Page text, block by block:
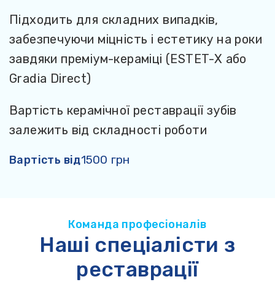
Підходить для складних випадків,
забезпечуючи міцність і естетику на роки
завдяки преміум-кераміці (ESTET-X або
Gradia Direct)
Вартість керамічної реставрації зубів
залежить від складності роботи
Вартість від1500 грн
Команда професіоналів
Наші спеціалісти з
реставрації